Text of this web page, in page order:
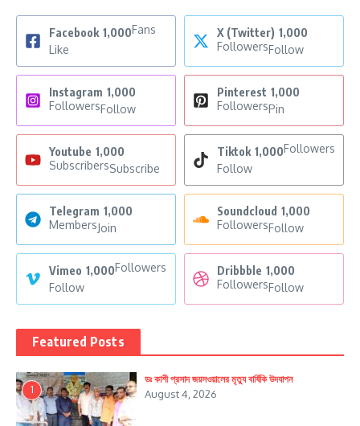
Facebook 1,000Fans
Like
X (Twitter) 1,000
FollowersFollow
Instagram 1,000
FollowersFollow
Pinterest 1,000
FollowersPin
Youtube 1,000
SubscribersSubscribe
Tiktok 1,000Followers
Follow
Telegram 1,000
MembersJoin
Soundcloud 1,000
FollowersFollow
Vimeo 1,000Followers
Follow
Dribbble 1,000
FollowersFollow
Featured Posts
1
ডঃ কাশী প্রসাদ জয়সওয়ালের মৃত্যু বার্ষিকি উদযাপন
August 4, 2026